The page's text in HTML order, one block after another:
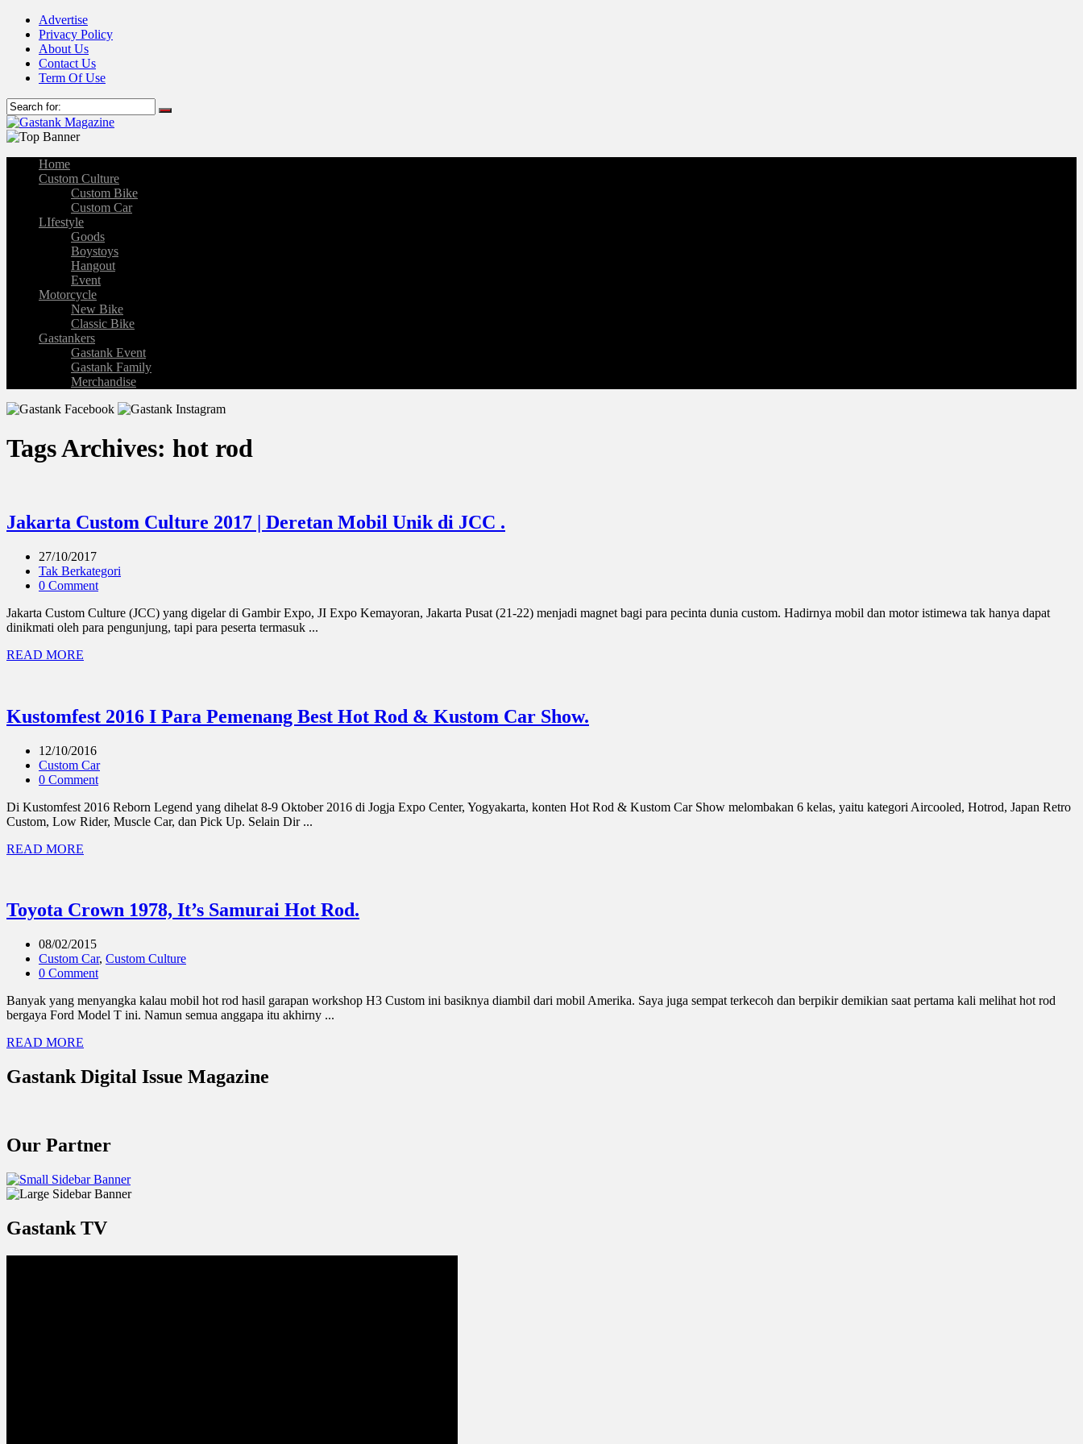
Advertise
Privacy Policy
About Us
Contact Us
Term Of Use
Home
Custom Culture
Custom Bike
Custom Car
LIfestyle
Goods
Boystoys
Hangout
Event
Motorcycle
New Bike
Classic Bike
Gastankers
Gastank Event
Gastank Family
Merchandise
Tags Archives: hot rod
Jakarta Custom Culture 2017 | Deretan Mobil Unik di JCC .
27/10/2017
Tak Berkategori
0 Comment
Jakarta Custom Culture (JCC) yang digelar di Gambir Expo, JI Expo Kemayoran, Jakarta Pusat (21-22) menjadi magnet bagi para pecinta dunia custom. Hadirnya mobil dan motor istimewa tak hanya dapat
dinikmati oleh para pengunjung, tapi para peserta termasuk ...
READ MORE
Kustomfest 2016 I Para Pemenang Best Hot Rod & Kustom Car Show.
12/10/2016
Custom Car
0 Comment
Di Kustomfest 2016 Reborn Legend yang dihelat 8-9 Oktober 2016 di Jogja Expo Center, Yogyakarta, konten Hot Rod & Kustom Car Show melombakan 6 kelas, yaitu kategori Aircooled, Hotrod, Japan Retro
Custom, Low Rider, Muscle Car, dan Pick Up. Selain Dir ...
READ MORE
Toyota Crown 1978, It’s Samurai Hot Rod.
08/02/2015
Custom Car, Custom Culture
0 Comment
Banyak yang menyangka kalau mobil hot rod hasil garapan workshop H3 Custom ini basiknya diambil dari mobil Amerika. Saya juga sempat terkecoh dan berpikir demikian saat pertama kali melihat hot rod
bergaya Ford Model T ini. Namun semua anggapa itu akhirny ...
READ MORE
Gastank Digital Issue Magazine
Our Partner
Gastank TV